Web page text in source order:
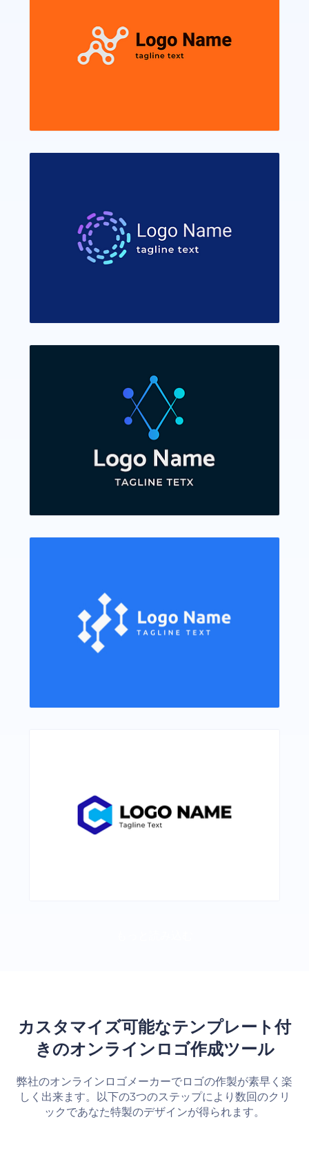
カスタマイズ可能なテンプレート付
きのオンラインロゴ作成ツール
弊社のオンラインロゴメーカーでロゴの作製が素早く楽
しく出来ます。以下の3つのステップにより数回のクリ
ックであなた特製のデザインが得られます。